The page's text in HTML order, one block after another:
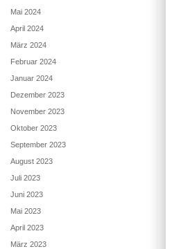
Mai 2024
April 2024
März 2024
Februar 2024
Januar 2024
Dezember 2023
November 2023
Oktober 2023
September 2023
August 2023
Juli 2023
Juni 2023
Mai 2023
April 2023
März 2023